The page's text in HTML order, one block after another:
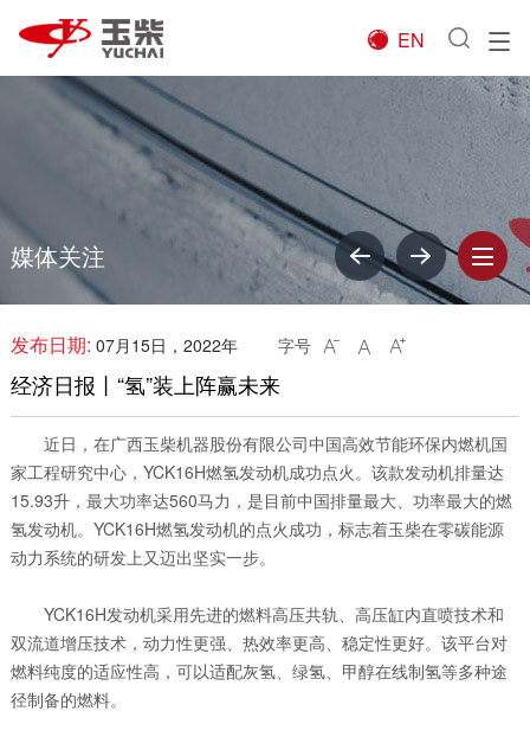

EN
媒体关注
发布日期: 07月15日，2022年 字号   
经济日报丨“氢”装上阵赢未来
近日，在广西玉柴机器股份有限公司中国高效节能环保内燃机国
家工程研究中心，YCK16H燃氢发动机成功点火。该款发动机排量达
15.93升，最大功率达560马力，是目前中国排量最大、功率最大的燃
氢发动机。YCK16H燃氢发动机的点火成功，标志着玉柴在零碳能源
动力系统的研发上又迈出坚实一步。
YCK16H发动机采用先进的燃料高压共轨、高压缸内直喷技术和
双流道增压技术，动力性更强、热效率更高、稳定性更好。该平台对
燃料纯度的适应性高，可以适配灰氢、绿氢、甲醇在线制氢等多种途
径制备的燃料。